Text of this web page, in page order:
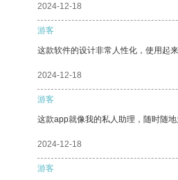
2024-12-18
游客
这款软件的设计非常人性化，使用起来
2024-12-18
游客
这款app就像我的私人助理，随时随地
2024-12-18
游客